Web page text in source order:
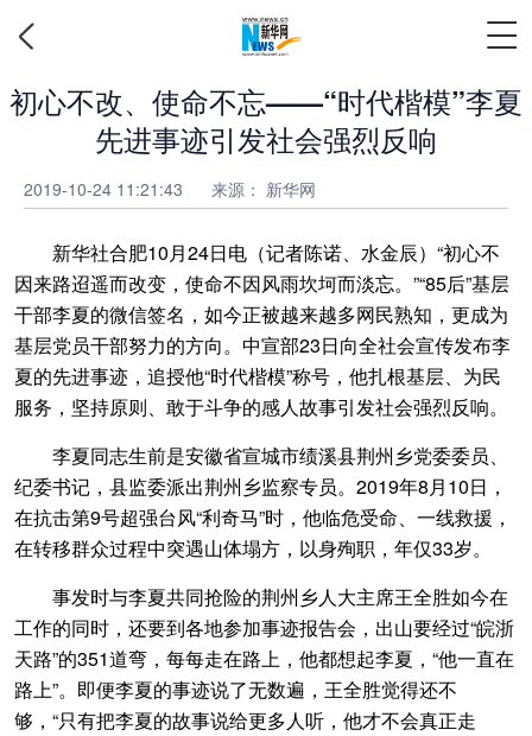
初心不改、使命不忘——“时代楷模”李夏
先进事迹引发社会强烈反响
2019-10-24 11:21:43 来源： 新华网
新华社合肥10月24日电（记者陈诺、水金辰）“初心不
因来路迢遥而改变，使命不因风雨坎坷而淡忘。”“85后”基层
干部李夏的微信签名，如今正被越来越多网民熟知，更成为
基层党员干部努力的方向。中宣部23日向全社会宣传发布李
夏的先进事迹，追授他“时代楷模”称号，他扎根基层、为民
服务，坚持原则、敢于斗争的感人故事引发社会强烈反响。
李夏同志生前是安徽省宣城市绩溪县荆州乡党委委员、
纪委书记，县监委派出荆州乡监察专员。2019年8月10日，
在抗击第9号超强台风“利奇马”时，他临危受命、一线救援，
在转移群众过程中突遇山体塌方，以身殉职，年仅33岁。
事发时与李夏共同抢险的荆州乡人大主席王全胜如今在
工作的同时，还要到各地参加事迹报告会，出山要经过“皖浙
天路”的351道弯，每每走在路上，他都想起李夏，“他一直在
路上”。即便李夏的事迹说了无数遍，王全胜觉得还不
够，“只有把李夏的故事说给更多人听，他才不会真正走